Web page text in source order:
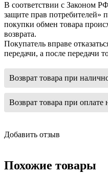
В соответствии с Законом
защите прав потребителей»
покупки обмен товара
возврата.
Покупатель вправе
передачи, а после передачи
Возврат товара при
Возврат товара при оплате
Добавить отзыв
Похожие товары